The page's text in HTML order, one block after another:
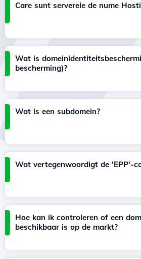
Care sunt serverele de nume
Wat is
bescherming)?
Wat is een subdomein?
Wat vertegenwoordigt de 'EPP'-
Hoe kan ik controleren of een
beschikbaar is op de markt?